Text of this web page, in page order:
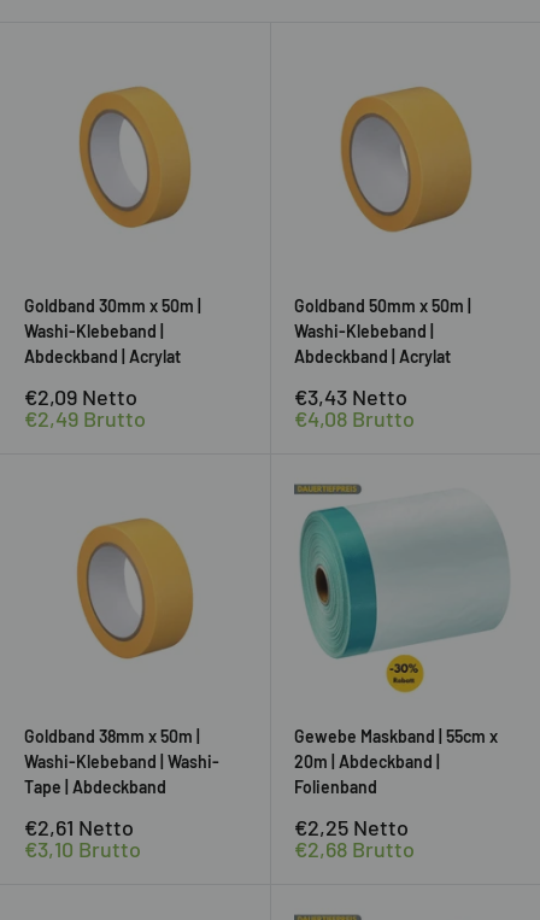
Goldband 30mm x 50m |
Washi-Klebeband |
Abdeckband | Acrylat
Sonderpreis
€2,09 Netto
€2,49 Brutto
Goldband 50mm x 50m |
Washi-Klebeband |
Abdeckband | Acrylat
Sonderpreis
€3,43 Netto
€4,08 Brutto
Goldband 38mm x 50m |
Washi-Klebeband | Washi-
Tape | Abdeckband
Sonderpreis
€2,61 Netto
€3,10 Brutto
Gewebe Maskband | 55cm x
20m | Abdeckband |
Folienband
Sonderpreis
€2,25 Netto
€2,68 Brutto